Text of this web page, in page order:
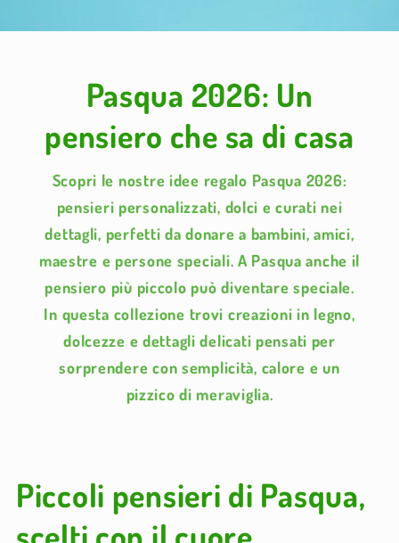
Pasqua 2026: Un
pensiero che sa di casa
Scopri le nostre idee regalo Pasqua 2026:
pensieri personalizzati, dolci e curati nei
dettagli, perfetti da donare a bambini, amici,
maestre e persone speciali. A Pasqua anche il
pensiero più piccolo può diventare speciale.
In questa collezione trovi creazioni in legno,
dolcezze e dettagli delicati pensati per
sorprendere con semplicità, calore e un
pizzico di meraviglia.
Piccoli pensieri di Pasqua,